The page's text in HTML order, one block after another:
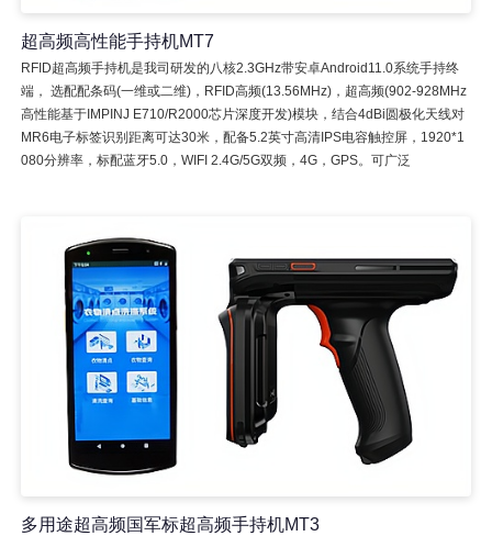
超高频高性能手持机MT7
RFID超高频手持机是我司研发的八核2.3GHz带安卓Android11.0系统手持终
端， 选配配条码(一维或二维)，RFID高频(13.56MHz)，超高频(902-928MHz
高性能基于IMPINJ E710/R2000芯片深度开发)模块，结合4dBi圆极化天线对
MR6电子标签识别距离可达30米，配备5.2英寸高清IPS电容触控屏，1920*1
080分辨率，标配蓝牙5.0，WIFI 2.4G/5G双频，4G，GPS。可广泛
多用途超高频国军标超高频手持机MT3